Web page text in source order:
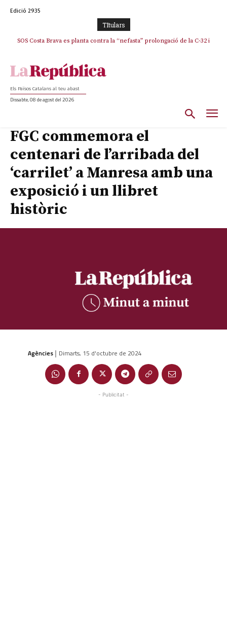
Edició 2935
TItulars
SOS Costa Brava es planta contra la “nefasta” prolongació de la C-32 i
Els Països Catalans al teu abast
Dissabte, 08 de agost del 2026
FGC commemora el
centenari de l’arribada del
‘carrilet’ a Manresa amb una
exposició i un llibret
històric
Agències | Dimarts, 15 d'octubre de 2024
- Publicitat -